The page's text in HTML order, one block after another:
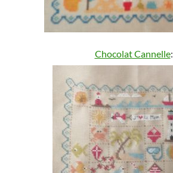
Chocolat Cannelle: